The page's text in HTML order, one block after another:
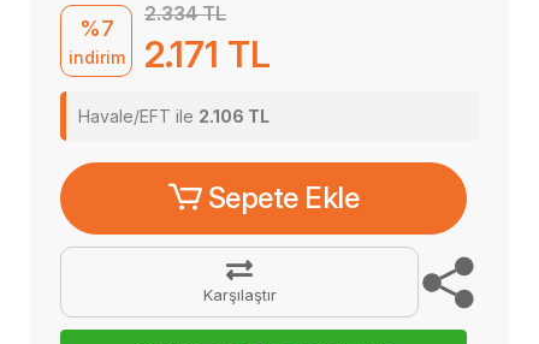
%7
indirim
2.334 TL
2.171 TL
Havale/EFT ile 2.106 TL
Sepete Ekle
Karşılaştır